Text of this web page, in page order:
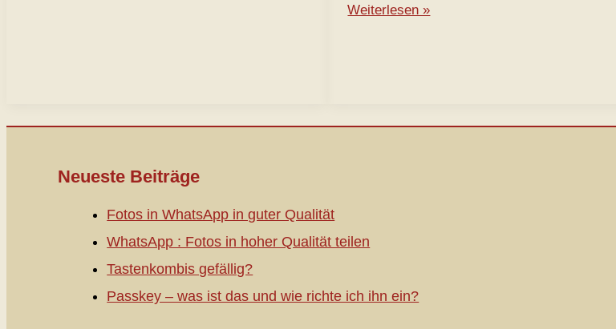
Weiterlesen »
Neueste Beiträge
Fotos in WhatsApp in guter Qualität
WhatsApp : Fotos in hoher Qualität teilen
Tastenkombis gefällig?
Passkey – was ist das und wie richte ich ihn ein?